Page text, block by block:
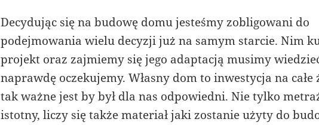
Decydując się na budowę domu jesteśmy zobligowani do
podejmowania wielu decyzji już na samym starcie. Nim
projekt oraz zajmiemy się jego adaptacją musimy
naprawdę oczekujemy. Własny dom to inwestycja na całe
tak ważne jest by był dla nas odpowiedni. Nie tylko
istotny, liczy się także materiał jaki zostanie użyty do